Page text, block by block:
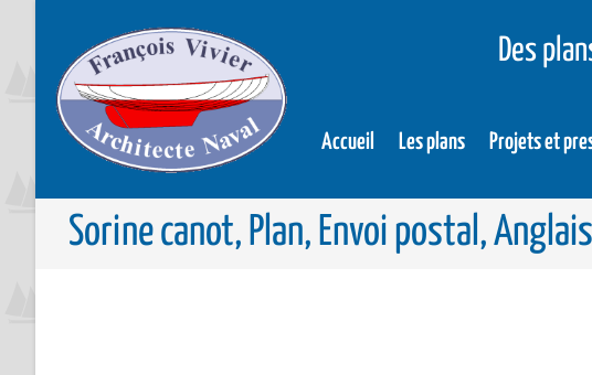
Des
Accueil Les plans Projets et
Sorine canot, Plan, Envoi postal, Anglais